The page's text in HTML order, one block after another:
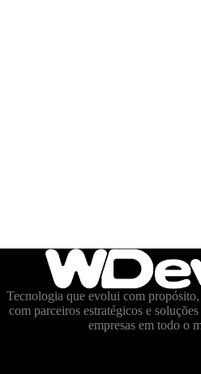
Tecnologia que evolui com
com parceiros estratégicos e
empresas em todo o